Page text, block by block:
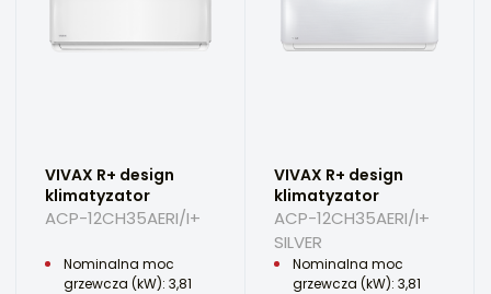
VIVAX R+ design
klimatyzator
ACP-12CH35AERI/I+
Nominalna moc
grzewcza (kW): 3,81
VIVAX R+ design
klimatyzator
ACP-12CH35AERI/I+
SILVER
Nominalna moc
grzewcza (kW): 3,81